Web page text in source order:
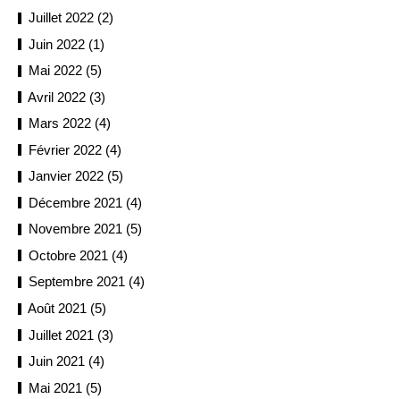
Juillet 2022 (2)
Juin 2022 (1)
Mai 2022 (5)
Avril 2022 (3)
Mars 2022 (4)
Février 2022 (4)
Janvier 2022 (5)
Décembre 2021 (4)
Novembre 2021 (5)
Octobre 2021 (4)
Septembre 2021 (4)
Août 2021 (5)
Juillet 2021 (3)
Juin 2021 (4)
Mai 2021 (5)